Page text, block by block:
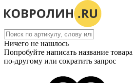
Ничего не нашлось
Попробуйте написать название товара
по-другому или сократить запрос